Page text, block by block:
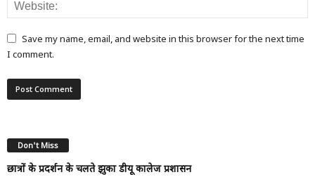
Save my name, email, and website in this browser for the next time
I comment.
Don't Miss
छात्रों के प्रदर्शन के चलते झुका डीयू कालेज प्रशासन